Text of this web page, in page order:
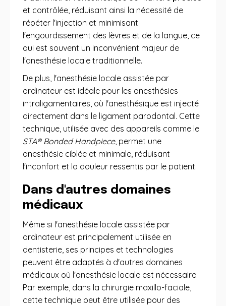
et contrôlée, réduisant ainsi la nécessité de
répéter l'injection et minimisant
l'engourdissement des lèvres et de la langue, ce
qui est souvent un inconvénient majeur de
l'anesthésie locale traditionnelle.
De plus, l'anesthésie locale assistée par
ordinateur est idéale pour les anesthésies
intraligamentaires, où l'anesthésique est injecté
directement dans le ligament parodontal. Cette
technique, utilisée avec des appareils comme le
STA® Bonded Handpiece, permet une
anesthésie ciblée et minimale, réduisant
l'inconfort et la douleur ressentis par le patient.
Dans d'autres domaines
médicaux
Même si l'anesthésie locale assistée par
ordinateur est principalement utilisée en
dentisterie, ses principes et technologies
peuvent être adaptés à d'autres domaines
médicaux où l'anesthésie locale est nécessaire.
Par exemple, dans la chirurgie maxillo-faciale,
cette technique peut être utilisée pour des